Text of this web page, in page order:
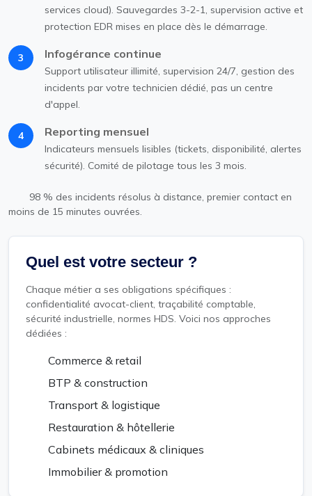
services cloud). Sauvegardes 3-2-1, supervision active et
protection EDR mises en place dès le démarrage.
3 Infogérance continue
Support utilisateur illimité, supervision 24/7, gestion des
incidents par votre technicien dédié, pas un centre
d'appel.
4 Reporting mensuel
Indicateurs mensuels lisibles (tickets, disponibilité, alertes
sécurité). Comité de pilotage tous les 3 mois.
98 % des incidents résolus à distance, premier contact en
moins de 15 minutes ouvrées.
Quel est votre secteur ?
Chaque métier a ses obligations spécifiques :
confidentialité avocat-client, traçabilité comptable,
sécurité industrielle, normes HDS. Voici nos approches
dédiées :
Commerce & retail
BTP & construction
Transport & logistique
Restauration & hôtellerie
Cabinets médicaux & cliniques
Immobilier & promotion